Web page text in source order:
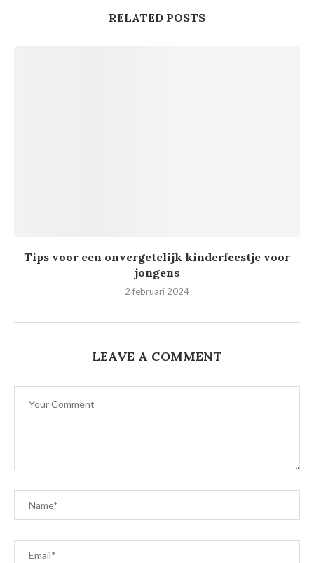
RELATED POSTS
Tips voor een onvergetelijk kinderfeestje voor
jongens
2 februari 2024
LEAVE A COMMENT